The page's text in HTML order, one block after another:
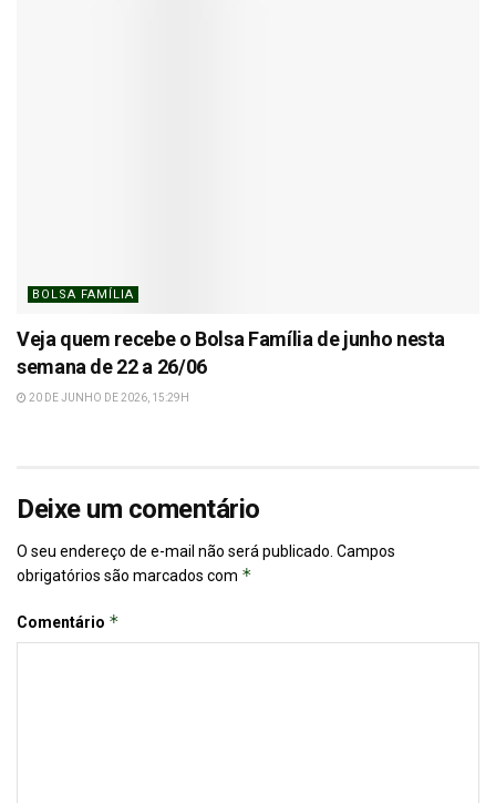
BOLSA FAMÍLIA
Veja quem recebe o Bolsa Família de junho nesta
semana de 22 a 26/06
20 DE JUNHO DE 2026, 15:29H
Deixe um comentário
O seu endereço de e-mail não será publicado. Campos
obrigatórios são marcados com *
Comentário *